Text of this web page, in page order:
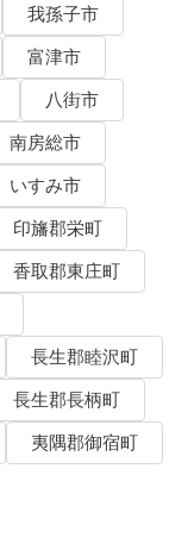
我孫子市
富津市
八街市
南房総市
いすみ市
印旛郡栄町
香取郡東庄町
長生郡睦沢町
長生郡長柄町
夷隅郡御宿町